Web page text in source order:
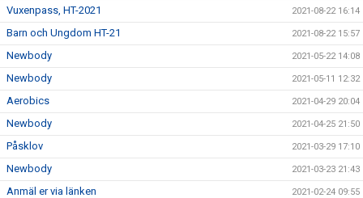
Vuxenpass, HT-2021 2021-08-22 16:14
Barn och Ungdom HT-21 2021-08-22 15:57
Newbody 2021-05-22 14:08
Newbody 2021-05-11 12:32
Aerobics 2021-04-29 20:04
Newbody 2021-04-25 21:50
Påsklov 2021-03-29 17:10
Newbody 2021-03-23 21:43
Anmäl er via länken 2021-02-24 09:55